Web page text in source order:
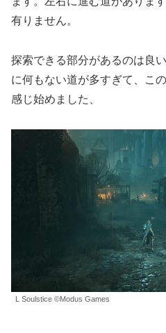
有りません。
探索できる部分があるのは良
に何もない道が多すぎて、こ
感じ始めました、
L Soulstice ©Modus Games